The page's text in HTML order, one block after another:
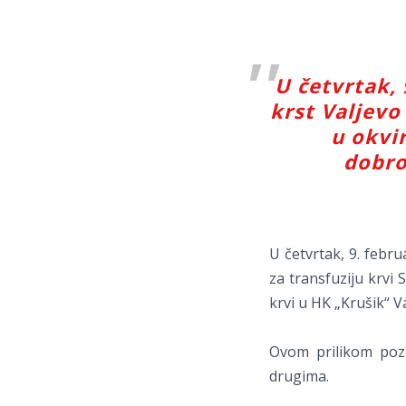
U četvrtak,
krst
u
U četvrtak, 9.
za transfuziju krvi
krvi u HK „Krušik“
Ovom prilikom
drugima.